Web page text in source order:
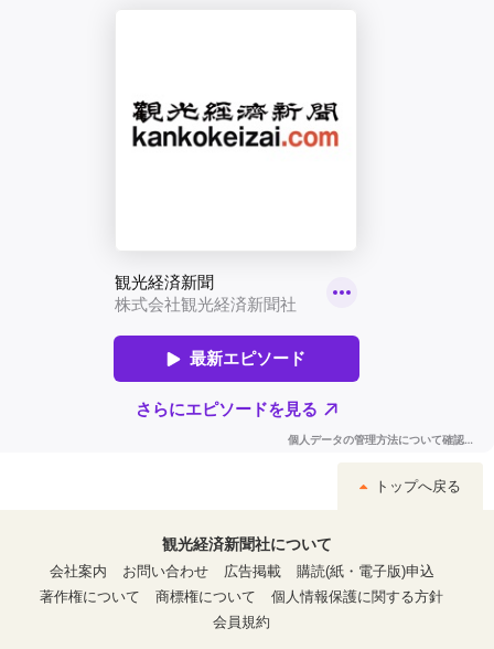
トップへ戻る
観光経済新聞社について
会社案内
お問い合わせ 広告掲載
購読(紙・電子版)申込
著作権について
商標権について
個人情報保護に関する方針
会員規約